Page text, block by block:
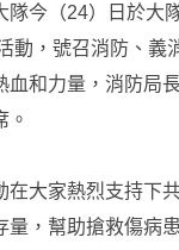
隊今（24）日於大
動，號召消防、義
血和力量，消防局
。
在大家熱烈支持下
量，幫助搶救傷病